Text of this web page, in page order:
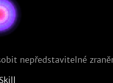
nepředstavitelné